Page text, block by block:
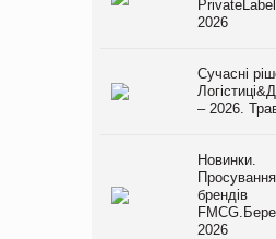
2026
Сучасні
– 2026.
Новинки.
Просування
брендів
2026